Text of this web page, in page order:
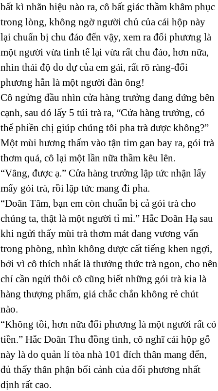
bất kì nhãn hiệu nào ra, cô bất giác thầm khâm phục
trong lòng, không ngờ người chủ của cái hộp này
lại chuẩn bị chu đáo đến vậy, xem ra đối phương là
một người vừa tinh tế lại vừa rất chu đáo, hơn nữa,
nhìn thái độ do dự của em gái, rất rõ ràng-đối
phương hẳn là một người đàn ông!
Cô ngửng đầu nhìn cửa hàng trưởng đang đứng bên
cạnh, sau đó lấy 5 túi trà ra, “Cửa hàng trưởng, có
thể phiền chị giúp chúng tôi pha trà được không?”
Một mùi hương thấm vào tận tim gan bay ra, gói trà
thơm quá, cô lại một lần nữa thầm kêu lên.
“Vâng, được ạ.” Cửa hàng trưởng lập tức nhận lấy
mấy gói trà, rồi lập tức mang đi pha.
“Doãn Tâm, bạn em còn chuẩn bị cả gói trà cho
chúng ta, thật là một người tỉ mỉ.” Hắc Doãn Hạ sau
khi ngửi thấy mùi trà thơm mát đang vương vấn
trong phòng, nhìn không được cất tiếng khen ngợi,
bởi vì cô thích nhất là thưởng thức trà ngon, cho nên
chỉ cần ngửi thôi cô cũng biết những gói trà kia là
hàng thượng phẩm, giá chắc chắn không rẻ chút
nào.
“Không tồi, hơn nữa đối phương là một người rất có
tiền.” Hắc Doãn Thu đồng tình, cô nghĩ cái hộp gỗ
này là do quản lí tòa nhà 101 đích thân mang đến,
đủ thấy thân phận bối cảnh của đối phương nhất
định rất cao.